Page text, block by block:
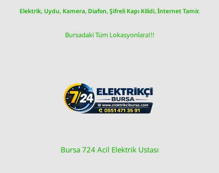
Elektrik, Uydu, Kamera, Diafon, Şifreli Kapı Kilidi, İnternet Tamir.
Bursadaki Tüm Lokasyonlara!!!
Bursa 724 Acil Elektrik Ustası